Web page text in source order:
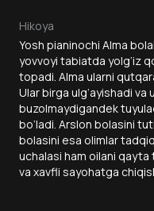
Hikoya
Yosh pianinochi Alma
yovvoyi tabiatda yolg‘iz
topadi. Alma ularni
Ular birga ulg‘ayishadi va
buzolmaydigandek
bo‘ladi. Arslon bolasini
bolasini esa olimlar
uchalasi ham oilani
va xavfli sayohatga